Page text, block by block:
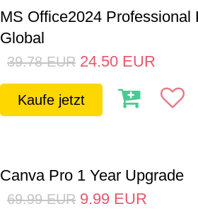
MS Office2024 Professional
Global
39.78 EUR 24.50 EUR
Kaufe jetzt
Canva Pro 1 Year Upgrade
69.99 EUR 9.99 EUR